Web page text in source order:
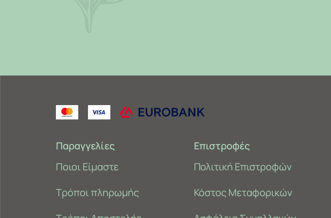
Παραγγελίες
Ποιοι Είμαστε
Τρόποι πληρωμής
Επιστροφές
Πολιτική Επιστροφών
Κόστος Μεταφορικών